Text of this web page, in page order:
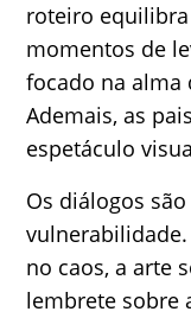
roteiro
momentos de
focado na alma
Ademais, as
espetáculo
Os diálogos
no caos, a arte
lembrete sobre